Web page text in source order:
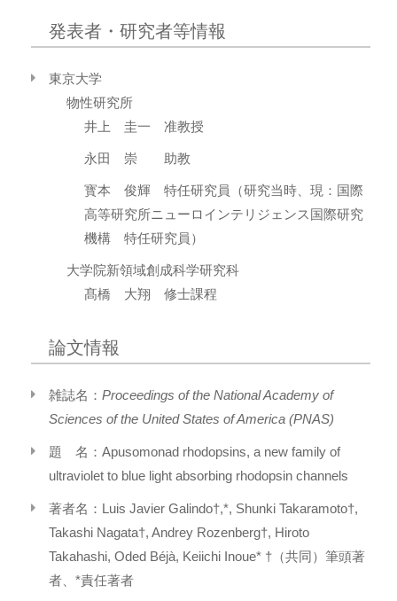
発表者・研究者等情報
東京大学
物性研究所
井上 圭一 准教授
永田 崇 助教
寳本 俊輝 特任研究員（研究当時、現：国際
高等研究所ニューロインテリジェンス国際研究
機構 特任研究員）
大学院新領域創成科学研究科
髙橋 大翔 修士課程
論文情報
雑誌名： Proceedings of the National Academy of
Sciences of the United States of America (PNAS)
題 名：Apusomonad rhodopsins, a new family of
ultraviolet to blue light absorbing rhodopsin channels
著者名：Luis Javier Galindo†,*, Shunki Takaramoto†,
Takashi Nagata†, Andrey Rozenberg†, Hiroto
Takahashi, Oded Béjà, Keiichi Inoue* †（共同）筆頭著
者、*責任著者